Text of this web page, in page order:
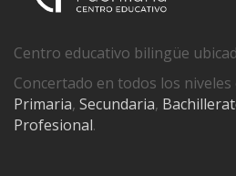
Centro educativo bilingüe
Concertado en todos los niveles
Primaria, Secundaria,
Profesional.